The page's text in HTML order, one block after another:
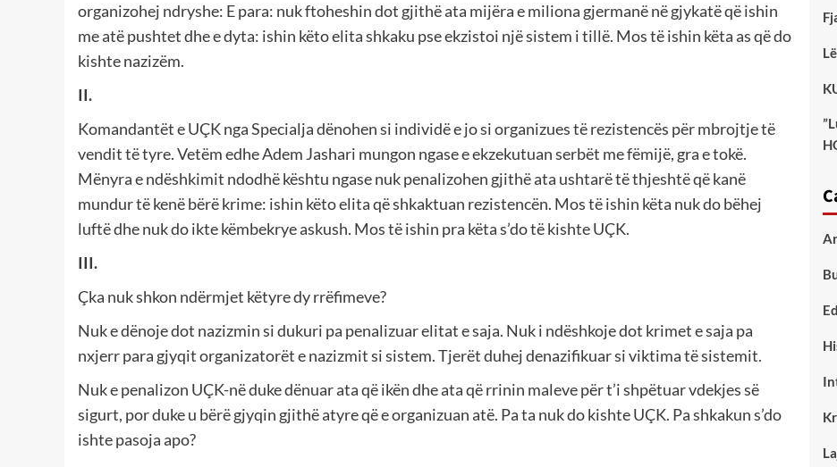
organizohej ndryshe: E para: nuk ftoheshin dot gjithë ata mijëra e miliona gjermanë në gjykatë që ishin
me atë pushtet dhe e dyta: ishin këto elita shkaku pse ekzistoi një sistem i tillë. Mos të ishin këta as që do
kishte nazizëm.
II.
Komandantët e UÇK nga Specialja dënohen si individë e jo si organizues të rezistencës për mbrojtje të
vendit të tyre. Vetëm edhe Adem Jashari mungon ngase e ekzekutuan serbët me fëmijë, gra e tokë.
Mënyra e ndëshkimit ndodhë kështu ngase nuk penalizohen gjithë ata ushtarë të thjeshtë që kanë
mundur të kenë bërë krime: ishin këto elita që shkaktuan rezistencën. Mos të ishin këta nuk do bëhej
luftë dhe nuk do ikte këmbekrye askush. Mos të ishin pra këta s’do të kishte UÇK.
III.
Çka nuk shkon ndërmjet këtyre dy rrëfimeve?
Nuk e dënoje dot nazizmin si dukuri pa penalizuar elitat e saja. Nuk i ndëshkoje dot krimet e saja pa
nxjerr para gjyqit organizatorët e nazizmit si sistem. Tjerët duhej denazifikuar si viktima të sistemit.
Nuk e penalizon UÇK-në duke dënuar ata që ikën dhe ata që rrinin maleve për t’i shpëtuar vdekjes së
sigurt, por duke u bërë gjyqin gjithë atyre që e organizuan atë. Pa ta nuk do kishte UÇK. Pa shkakun s’do
ishte pasoja apo?